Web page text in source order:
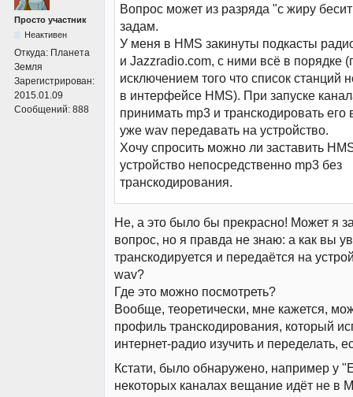
Просто участник
Неактивен
Откуда: Планета
Земля
Зарегистрирован:
2015.01.09
Сообщений: 888
Вопрос может из разряда "с жиру
задам.
У меня в HMS закинуты подкасты
и Jazzradio.com, с ними всё в порядке
исключением того что список станций
в интерфейсе HMS). При запуске
принимать mp3 и транскодировать его
уже wav передавать на устройство.
Хочу спросить можно ли заставить
устройство непосредственно mp3 без
транскодирования.
Не, а это было бы прекрасно! Может я
вопрос, но я правда не знаю: а как вы
транскодируется и передаётся на
wav?
Где это можно посмотреть?
Вообще, теоретически, мне кажется,
профиль транскодирования, который
интернет-радио изучить и переделать,
Кстати, было обнаружено, например у
некоторых каналах вещание идёт не в